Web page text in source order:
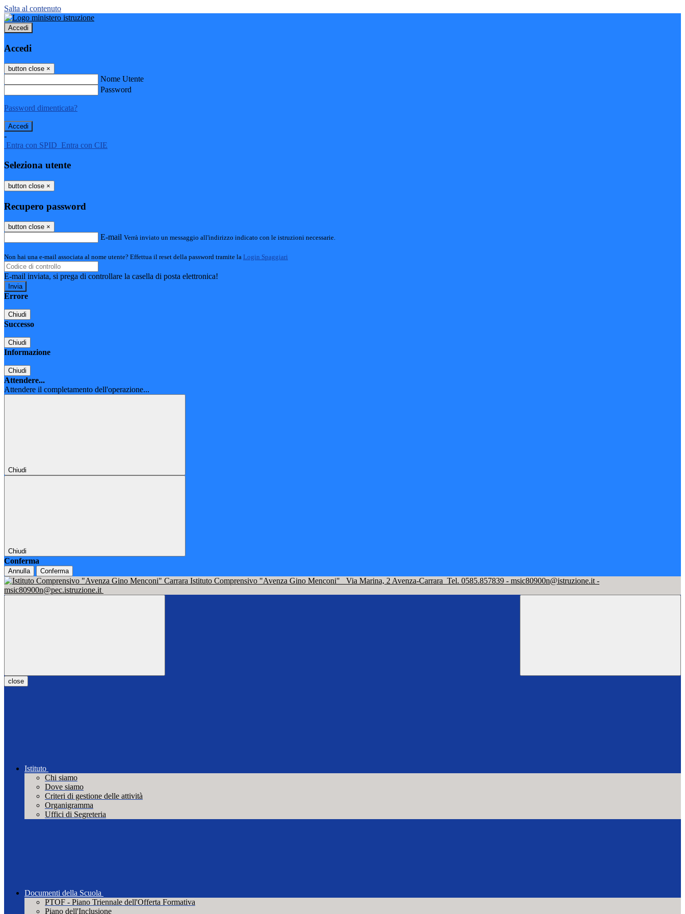
Salta al contenuto
Accedi
Accedi
button close ×
Nome Utente
Password
Password dimenticata?
-
Entra con SPID Entra con CIE
Seleziona utente
button close ×
Recupero password
button close ×
E-mail Verrà inviato un messaggio all'indirizzo indicato con le istruzioni necessarie.
Non hai una e-mail associata al nome utente? Effettua il reset della password tramite la Login Spaggiari
E-mail inviata, si prega di controllare la casella di posta elettronica!
Errore
Chiudi
Successo
Chiudi
Informazione
Chiudi
Attendere...
Attendere il completamento dell'operazione...
Chiudi
Chiudi
Conferma
Annulla Conferma
Istituto Comprensivo "Avenza Gino Menconi" Via Marina, 2 Avenza-Carrara Tel. 0585.857839 - msic80900n@istruzione.it -
msic80900n@pec.istruzione.it
close
Istituto
Chi siamo
Dove siamo
Criteri di gestione delle attività
Organigramma
Uffici di Segreteria
Documenti della Scuola
PTOF - Piano Triennale dell'Offerta Formativa
Piano dell'Inclusione